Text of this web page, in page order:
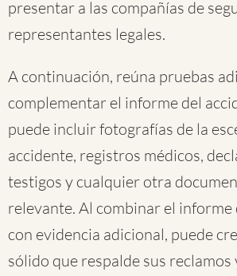
presentar a las compañías de
representantes legales.
A continuación, reúna pruebas
complementar el informe del
puede incluir fotografías de la
accidente, registros médicos,
testigos y cualquier otra
relevante. Al combinar el informe
con evidencia adicional, puede
sólido que respalde sus reclamos